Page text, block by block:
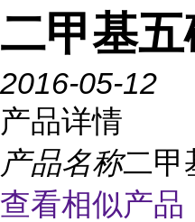
二甲基
2016-05-12
产品详情
产品名称二甲
查看相似产